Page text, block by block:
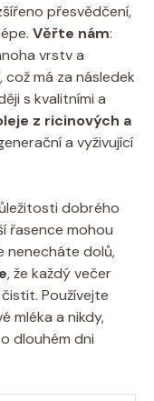
přesvědčení,​
Věřte nám:‌
⁤vrstv a
má za následek
s kvalitními a
z ​ricinových a
a vyživující⁢
⁤dobrého
řasence mohou
nenecháte dolů,
,‍ že každý večer
Používejte
mléka a nikdy,
dlouhém ‍dni